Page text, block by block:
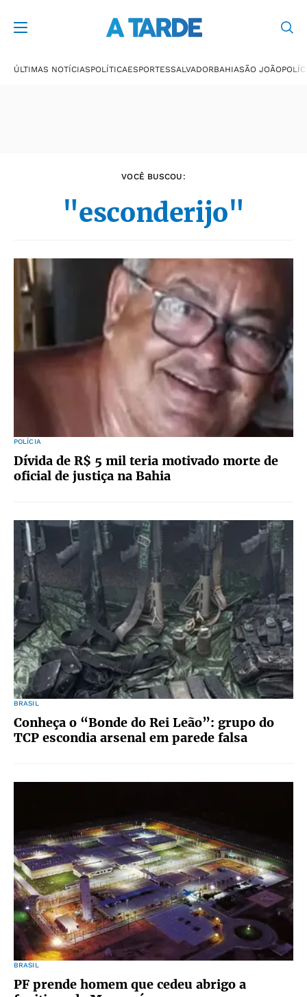
ÚLTIMAS NOTÍCIASPOLÍTICAESPORTESSALVADORBAHIASÃO JOÃO
VOCÊ BUSCOU:
"esconderijo"
POLÍCIA
Dívida de R$ 5 mil teria motivado morte de
oficial de justiça na Bahia
BRASIL
Conheça o “Bonde do Rei Leão”: grupo do
TCP escondia arsenal em parede falsa
BRASIL
PF prende homem que cedeu abrigo a